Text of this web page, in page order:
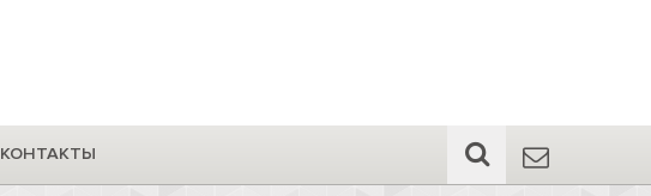
КОНТАКТЫ